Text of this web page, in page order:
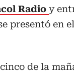
Radio y
presentó en el
de la